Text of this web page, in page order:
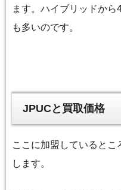
ます。ハイブリッドから
も多いのです。
JPUCと買取価格
ここに加盟していると
します。